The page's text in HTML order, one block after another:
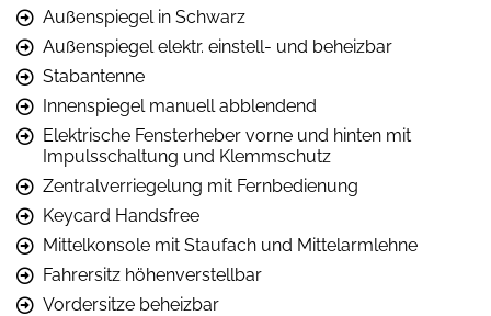
Außenspiegel in Schwarz
Außenspiegel elektr. einstell- und beheizbar
Stabantenne
Innenspiegel manuell abblendend
Elektrische Fensterheber vorne und hinten mit
Impulsschaltung und Klemmschutz
Zentralverriegelung mit Fernbedienung
Keycard Handsfree
Mittelkonsole mit Staufach und Mittelarmlehne
Fahrersitz höhenverstellbar
Vordersitze beheizbar